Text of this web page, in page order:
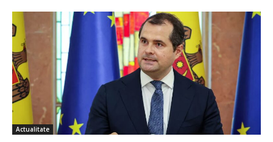
Actualitate